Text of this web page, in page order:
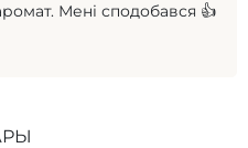
Мені сподобався 👍